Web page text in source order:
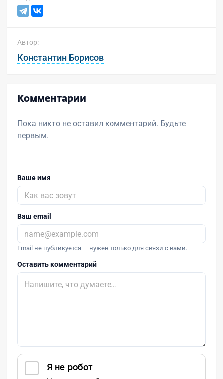
Автор:
Константин Борисов
Комментарии
Пока никто не оставил комментарий. Будьте
первым.
Ваше имя
Ваш email
Email не публикуется — нужен только для связи с вами.
Оставить комментарий